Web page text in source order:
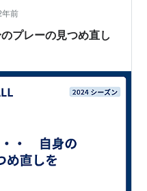
年前
プレーの見つめ直し